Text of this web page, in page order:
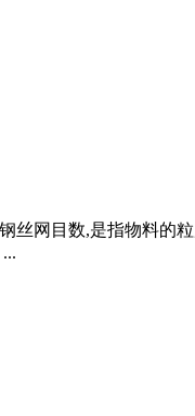
网目数,是指物料的